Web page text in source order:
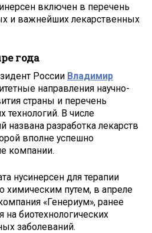
включен в перечень
и важнейших лекарственных
года
России Владимир
направления научно-
страны и перечень
В числе
названа разработка лекарств
вполне успешно
компании.
нусинерсен для терапии
химическим путем, в апреле
«Генериум», ранее
биотехнологических
заболеваний.